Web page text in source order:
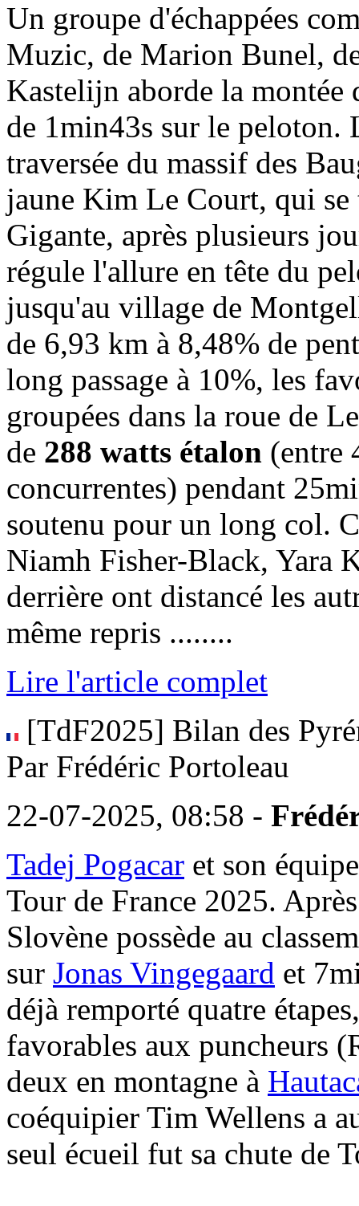
Un groupe d'échappées
Muzic, de Marion Bunel,
Kastelijn aborde la montée
de 1min43s sur le peloton.
traversée du massif des
jaune Kim Le Court, qui se
Gigante, après plusieurs
régule l'allure en tête du
jusqu'au village de
de 6,93 km à 8,48% de
long passage à 10%, les
groupées dans la roue de
de 288 watts étalon (entre
concurrentes) pendant
soutenu pour un long col.
Niamh Fisher-Black, Yara
derrière ont distancé les
même repris ........
Lire l'article complet
[TdF2025] Bilan des
Par Frédéric Portoleau
22-07-2025, 08:58 -
Tadej Pogacar et son
Tour de France 2025.
Slovène possède au
sur Jonas Vingegaard et
déjà remporté quatre
favorables aux puncheurs
deux en montagne à
coéquipier Tim Wellens a
seul écueil fut sa chute de